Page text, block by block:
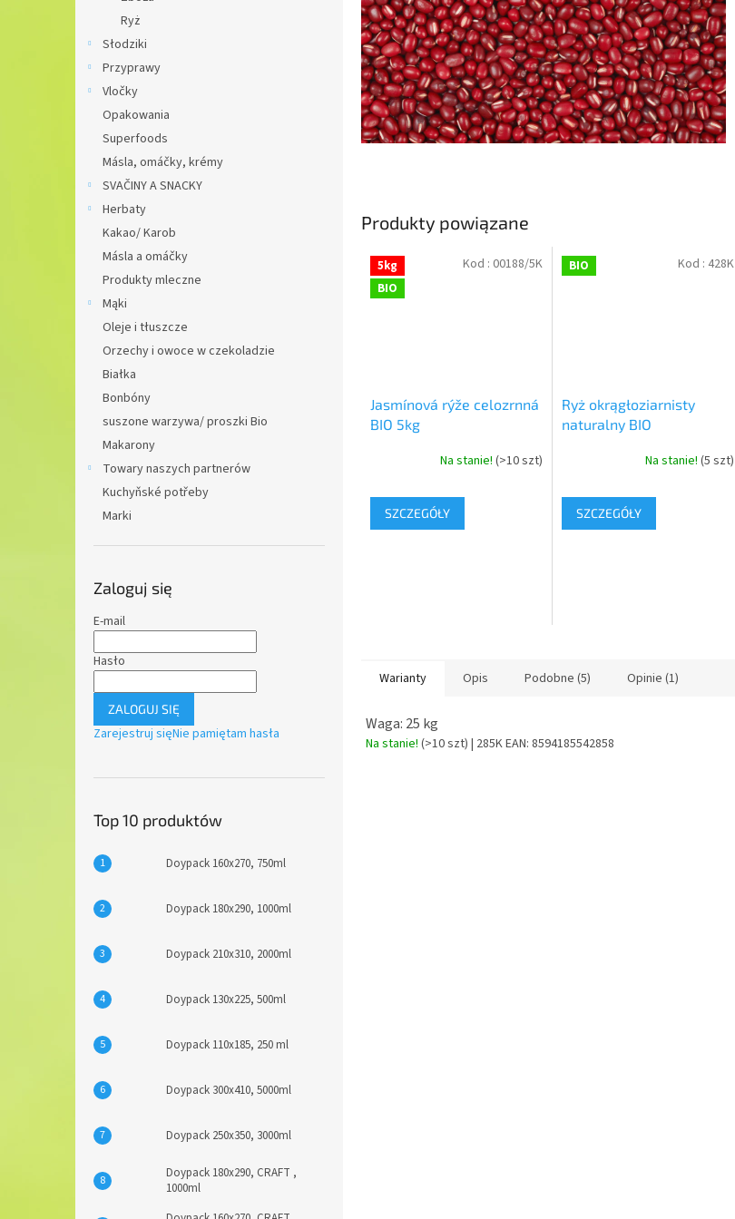
Ryż
Słodziki
Przyprawy
Vločky
Opakowania
Superfoods
Másla, omáčky, krémy
SVAČINY A SNACKY
Herbaty
Kakao/ Karob
Másla a omáčky
Produkty mleczne
Mąki
Oleje i tłuszcze
Orzechy i owoce w czekoladzie
Białka
Bonbóny
suszone warzywa/ proszki Bio
Makarony
Towary naszych partnerów
Kuchyňské potřeby
Marki
Zaloguj się
E-mail
Hasło
ZALOGUJ SIĘ
Zarejestruj sięNie pamiętam hasła
Top 10 produktów
Doypack 160x270, 750ml
Doypack 180x290, 1000ml
Doypack 210x310, 2000ml
Doypack 130x225, 500ml
Doypack 110x185, 250 ml
Doypack 300x410, 5000ml
Doypack 250x350, 3000ml
Doypack 180x290, CRAFT ,
1000ml
Produkty powiązane
5kg
BIO
Jasmínová rýže celozrnná
BIO 5kg
Na stanie! (>10 szt)
SZCZEGÓŁY
Kod : 00188/5K BIO
Ryż okrągłoziarnisty
naturalny BIO
Na stanie! (5 szt)
SZCZEGÓŁY
Kod : 428K
Warianty Opis Podobne (5) Opinie (1)
Waga: 25 kg
Na stanie! (>10 szt) | 285KEAN: 8594185542858